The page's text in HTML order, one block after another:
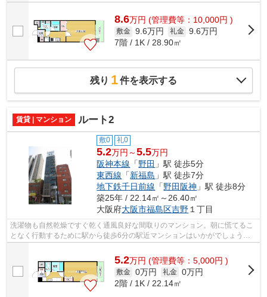
8.6万円 (管理費等：10,000円 )
敷金 9.6万円 礼金 9.6万円
7階 / 1K / 28.90㎡
残り 1件を表示する
賃貸 | マンション ルート2
敷0 礼0
5.2万円～5.5万円
阪神本線 「野田 」駅 徒歩5分
東西線 「新福島 」駅 徒歩7分
地下鉄千日前線 「野田阪神 」駅 徒歩8分
築25年 / 22.14㎡～26.40㎡
大阪府大阪市福島区吉野１丁目
洗濯物も自然乾燥ですぐ乾く通風良好な間取りのマンション。朝に慌てるこ
となく行動するために駅から徒歩6分の駅近マンションはいかがでしょう
5.2万円 (管理費等：5,000円 )
敷金 0万円 礼金 0万円
2階 / 1K / 22.14㎡